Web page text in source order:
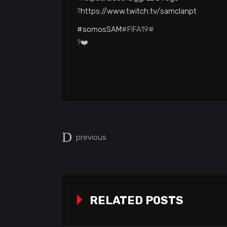
?https://www.twitch.tv/samclanpt
#somosSAM#FIFA19#
?❤️
previous
RELATED POSTS